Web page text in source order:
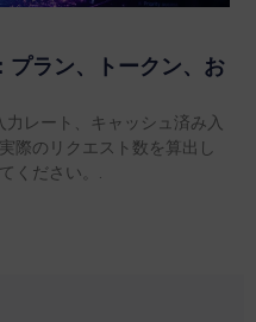
ラン、トークン、お
レート、キャッシュ済み入
際のリクエスト数を算出し
ください。.